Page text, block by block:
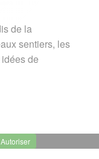
de la
sentiers, les
de
Autoriser